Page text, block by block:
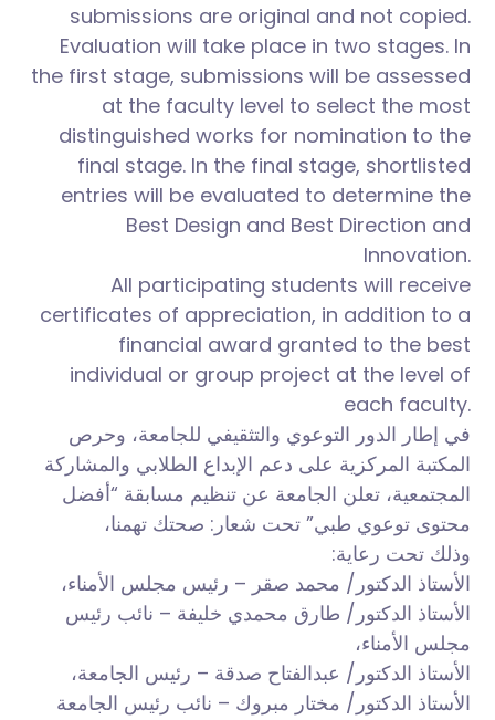
submissions are original and not copied.
Evaluation will take place in two stages. In
the first stage, submissions will be assessed
at the faculty level to select the most
distinguished works for nomination to the
final stage. In the final stage, shortlisted
entries will be evaluated to determine the
Best Design and Best Direction and
Innovation.
All participating students will receive
certificates of appreciation, in addition to a
financial award granted to the best
individual or group project at the level of
each faculty.
في إطار الدور التوعوي والتثقيفي للجامعة، وحرص
المكتبة المركزية على دعم الإبداع الطلابي والمشاركة
المجتمعية، تعلن الجامعة عن تنظيم مسابقة “أفضل
محتوى توعوي طبي” تحت شعار: صحتك تهمنا،
وذلك تحت رعاية:
الأستاذ الدكتور/ محمد صقر – رئيس مجلس الأمناء،
الأستاذ الدكتور/ طارق محمدي خليفة – نائب رئيس
مجلس الأمناء،
الأستاذ الدكتور/ عبدالفتاح صدقة – رئيس الجامعة،
الأستاذ الدكتور/ مختار مبروك – نائب رئيس الجامعة